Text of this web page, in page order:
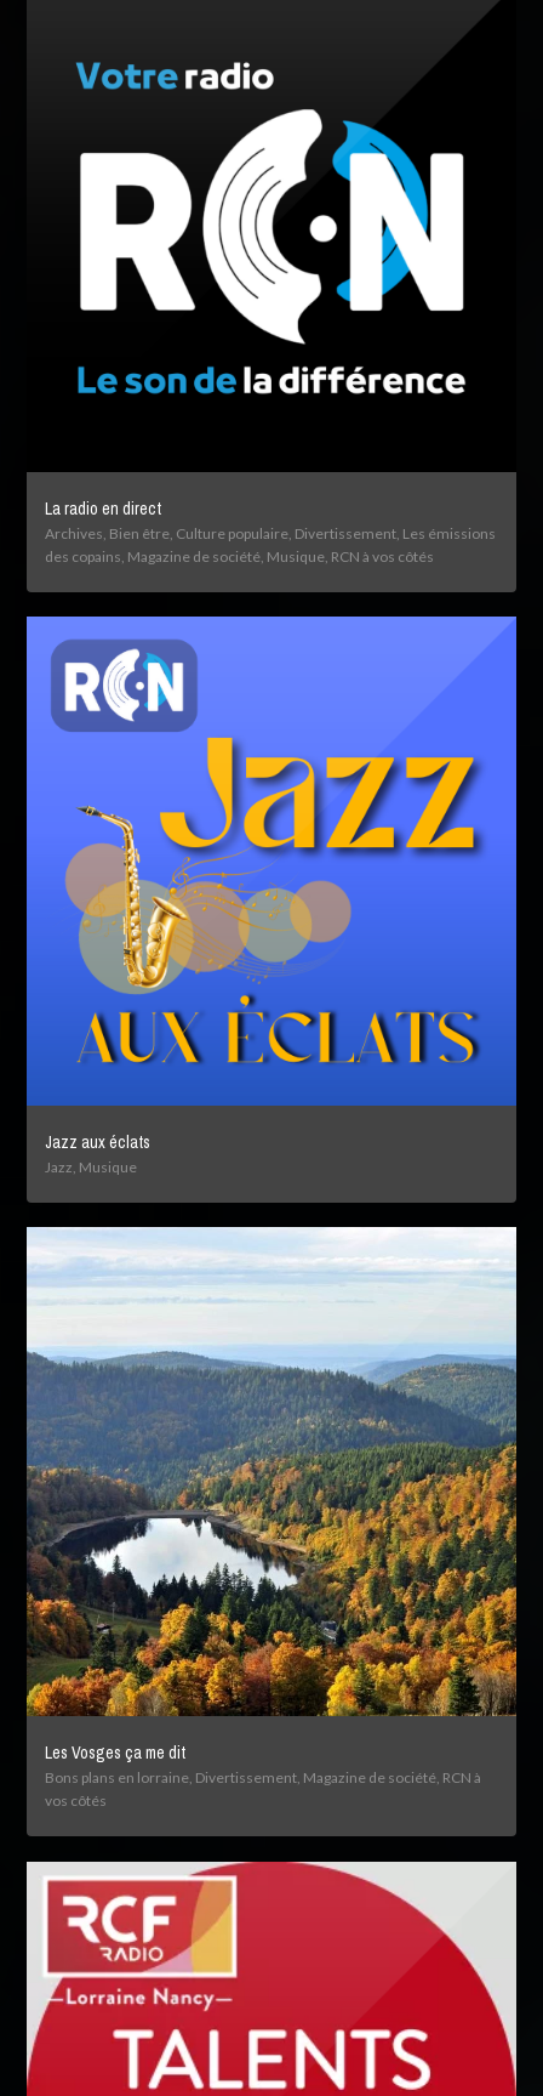
La radio en direct
Archives, Bien être, Culture populaire, Divertissement, Les émissions
des copains, Magazine de société, Musique, RCN à vos côtés
Jazz aux éclats
Jazz, Musique
Les Vosges ça me dit
Bons plans en lorraine, Divertissement, Magazine de société, RCN à
vos côtés